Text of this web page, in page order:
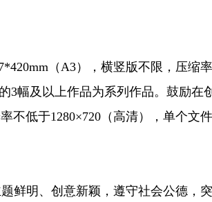
（A3），横竖版不限，压缩
幅及以上作品为系列作品。鼓励在
低于1280×720（高清），单个文
明、创意新颖，遵守社会公德，